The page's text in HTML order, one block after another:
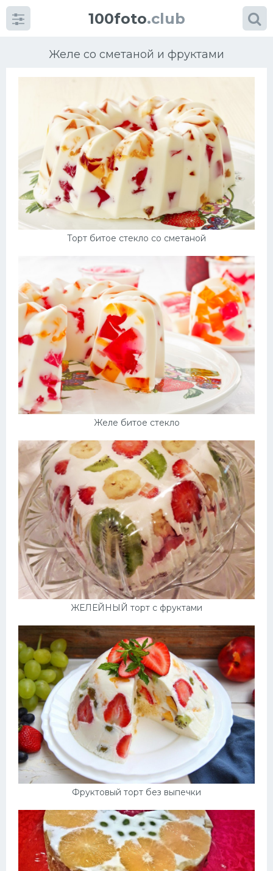
100foto.club
Желе со сметаной и фруктами
Торт битое стекло со сметаной
Желе битое стекло
ЖЕЛЕЙНЫЙ торт с фруктами
Фруктовый торт без выпечки
Категориикартинок
Супы
Мясные блюда
Печенье
Десерт
Напитки
Дизайн комнаты